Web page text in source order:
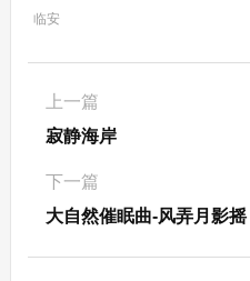
临安
上一篇
寂静海岸
下一篇
大自然催眠曲-风弄月影摇